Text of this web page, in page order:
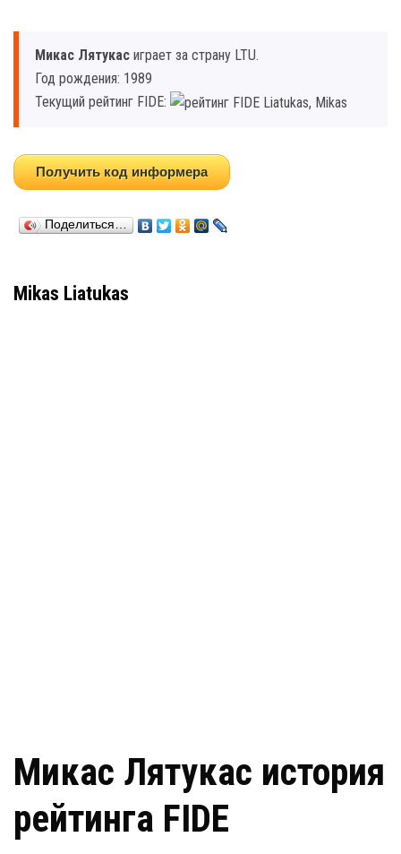
Микас Лятукас играет за страну LTU.
Год рождения: 1989
Текущий рейтинг FIDE:
Получить код информера
Поделиться…
Mikas Liatukas
Микас Лятукас история
рейтинга FIDE